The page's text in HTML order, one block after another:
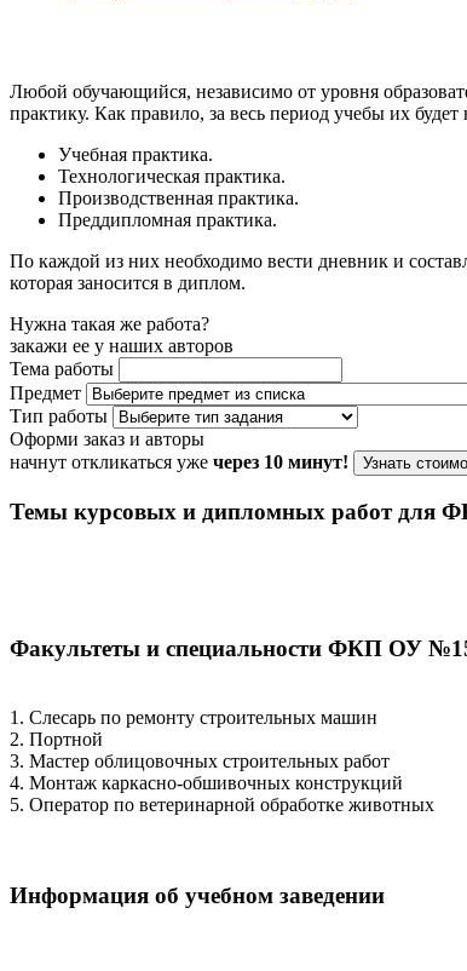
Любой обучающийся, независимо от уровня
практику. Как правило, за весь период учебы их
Учебная практика.
Технологическая практика.
Производственная практика.
Преддипломная практика.
По каждой из них необходимо вести дневник и
которая заносится в диплом.
Нужна такая же работа?
закажи ее у наших авторов
Тема работы
Предмет
Тип работы
Оформи заказ и авторы
начнут откликаться уже через 10 минут! Узнать
Темы курсовых и дипломных работ
Факультеты и специальности ФКП ОУ
1. Слесарь по ремонту строительных машин
2. Портной
3. Мастер облицовочных строительных работ
4. Монтаж каркасно-обшивочных конструкций
5. Оператор по ветеринарной обработке животных
Информация об учебном заведении